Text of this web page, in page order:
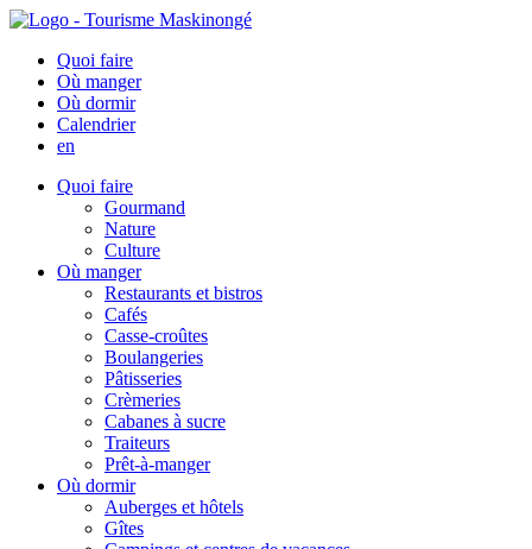
Quoi faire
Où manger
Où dormir
Calendrier
en
Quoi faire
Gourmand
Nature
Culture
Où manger
Restaurants et bistros
Cafés
Casse-croûtes
Boulangeries
Pâtisseries
Crèmeries
Cabanes à sucre
Traiteurs
Prêt-à-manger
Où dormir
Auberges et hôtels
Gîtes